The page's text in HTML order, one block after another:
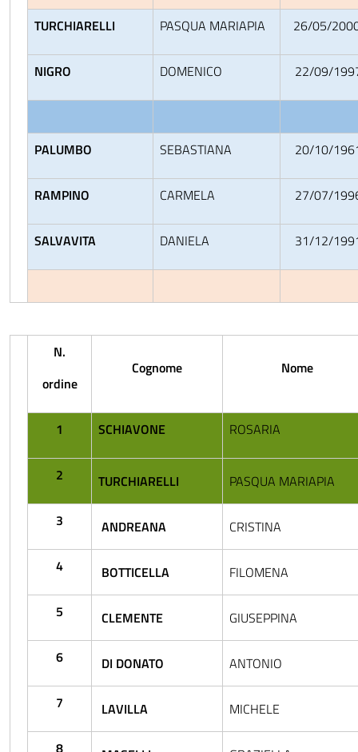
TURCHIARELLI PASQUA MARIAPIA 26/05/
NIGRO DOMENICO 22/09/
PALUMBO SEBASTIANA 20/10/
RAMPINO CARMELA 27/07/
SALVAVITA DANIELA 31/12/
N.
ordine
Cognome Nome
1 SCHIAVONE ROSARIA
2 TURCHIARELLI PASQUA MARIAPIA
3 ANDREANA CRISTINA
4 BOTTICELLA FILOMENA
5 CLEMENTE GIUSEPPINA
6 DI DONATO ANTONIO
7 LAVILLA MICHELE